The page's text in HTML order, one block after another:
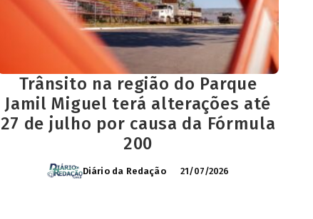
Trânsito na região do Parque
Jamil Miguel terá alterações até
27 de julho por causa da Fórmula
200
Diário da Redação 21/07/2026